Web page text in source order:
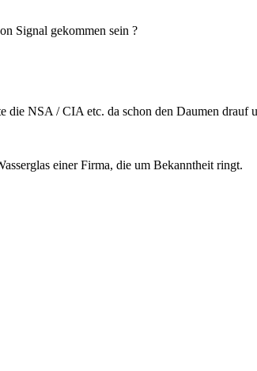
Signal gekommen sein ?
die NSA / CIA etc. da schon den Daumen
einer Firma, die um Bekanntheit ringt.